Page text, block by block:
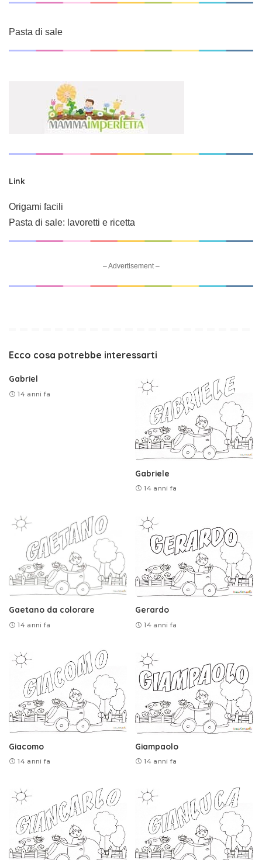
Pasta di sale
Link
Origami facili
Pasta di sale: lavoretti e ricetta
– Advertisement –
Ecco cosa potrebbe interessarti
Gabriel
14 anni fa
Gabriele
14 anni fa
Gaetano da colorare
14 anni fa
Gerardo
14 anni fa
Giacomo
14 anni fa
Giampaolo
14 anni fa